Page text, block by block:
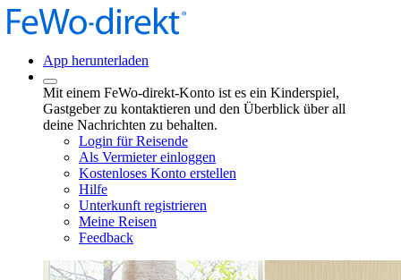
App herunterladen
Mit einem FeWo-direkt-Konto ist es ein Kinderspiel,
Gastgeber zu kontaktieren und den Überblick über all
deine Nachrichten zu behalten.
Login für Reisende
Als Vermieter einloggen
Kostenloses Konto erstellen
Hilfe
Unterkunft registrieren
Meine Reisen
Feedback